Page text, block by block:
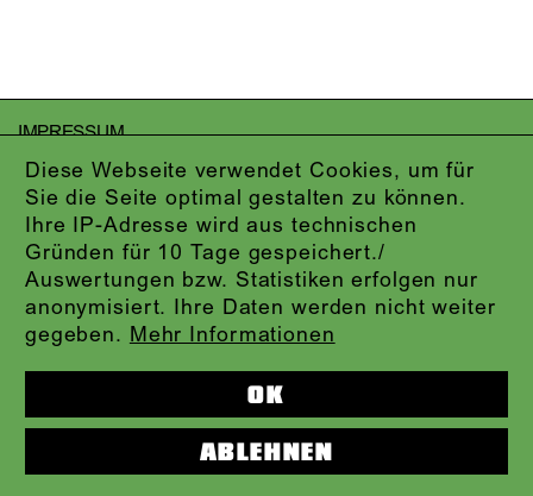
Diese Webseite verwendet Cookies, um für
Sie die Seite optimal gestalten zu können.
Ihre IP-Adresse wird aus technischen
Gründen für 10 Tage gespeichert./
Auswertungen bzw. Statistiken erfolgen nur
anonymisiert. Ihre Daten werden nicht weiter
gegeben. Mehr Informationen
OK
ABLEHNEN
IMPRESSUM
DATENSCHUTZ
AGB
KONTAKT
ABO-LOGIN
PRESSE
NEWSLETTER
AUDIOFORMATE